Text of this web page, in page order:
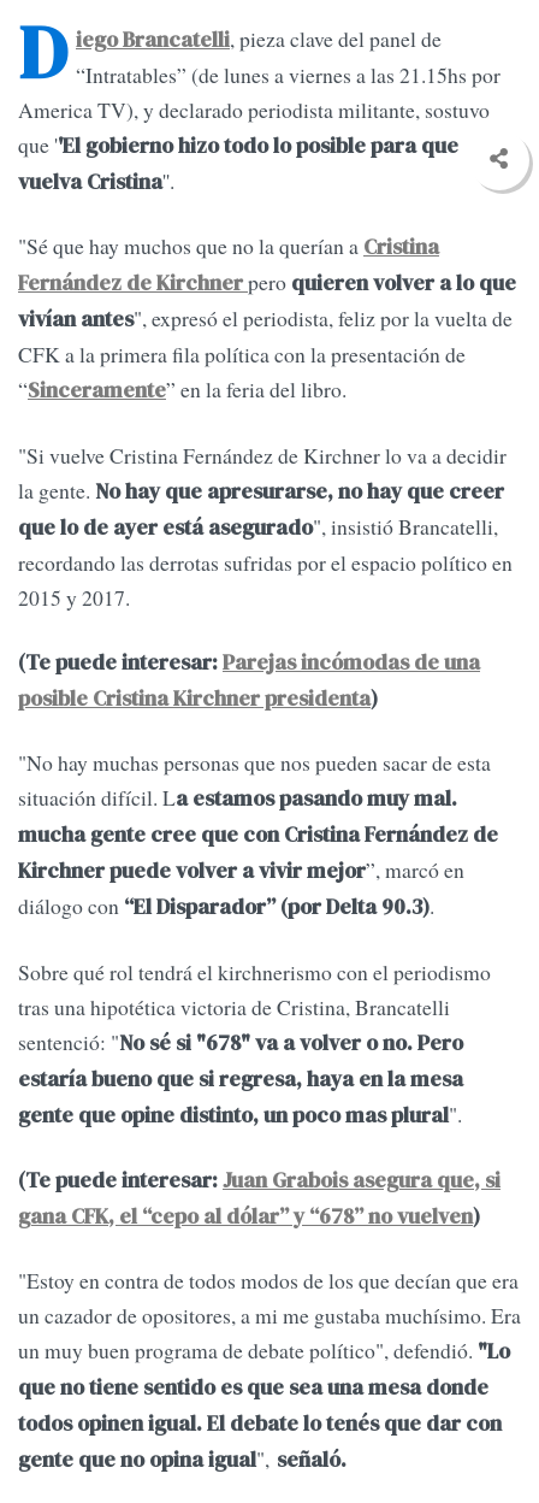
D iego Brancatelli, pieza clave del panel de
“Intratables” (de lunes a viernes a las 21.15hs por
America TV), y declarado periodista militante, sostuvo
que ''El gobierno hizo todo lo posible para que
vuelva Cristina''.
"Sé que hay muchos que no la querían a Cristina
Fernández de Kirchnerpero quieren volver a lo que
vivían antes", expresó el periodista, feliz por la vuelta de
CFK a la primera fila política con la presentación de
“Sinceramente” en la feria del libro.
"Si vuelve Cristina Fernández de Kirchner lo va a decidir
la gente. No hay que apresurarse, no hay que creer
que lo de ayer está asegurado", insistió Brancatelli,
recordando las derrotas sufridas por el espacio político en
2015 y 2017.
(Te puede interesar:Parejas incómodas de una
posible Cristina Kirchner presidenta)
"No hay muchas personas que nos pueden sacar de esta
situación difícil. La estamos pasando muy mal.
mucha gente cree que con Cristina Fernández de
Kirchner puede volver a vivir mejor”, marcó en
diálogo con “El Disparador” (por Delta 90.3).
Sobre qué rol tendrá el kirchnerismo con el periodismo
tras una hipotética victoria de Cristina, Brancatelli
sentenció: "No sé si "678" va a volver o no. Pero
estaría bueno que si regresa, haya en la mesa
gente que opine distinto, un poco mas plural".
(Te puede interesar:Juan Grabois asegura que, si
gana CFK, el “cepo al dólar” y “678” no vuelven)
"Estoy en contra de todos modos de los que decían que era
un cazador de opositores, a mi me gustaba muchísimo. Era
un muy buen programa de debate político", defendió. "Lo
que no tiene sentido es que sea una mesa donde
todos opinen igual. El debate lo tenés que dar con
gente que no opina igual", señaló.